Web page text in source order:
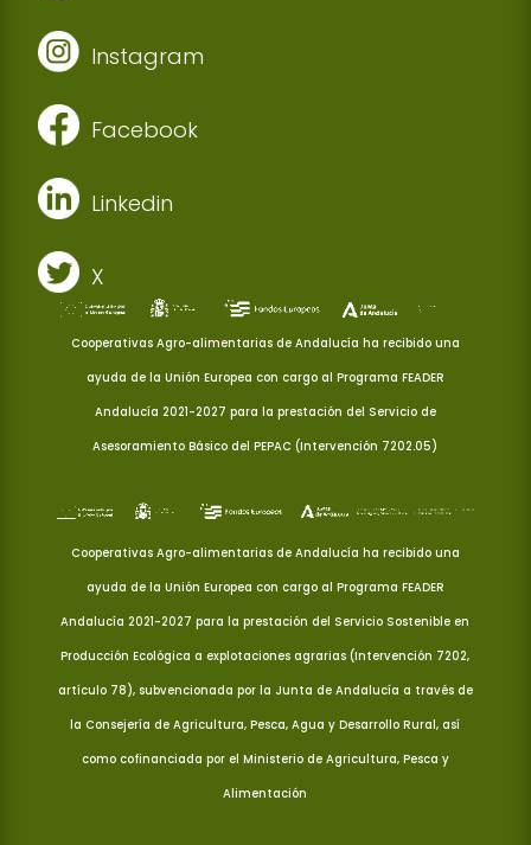
Instagram
Facebook
Linkedin
X
Cooperativas Agro-alimentarias de Andalucía ha recibido una
ayuda de la Unión Europea con cargo al Programa FEADER
Andalucía 2021-2027 para la prestación del Servicio de
Asesoramiento Básico del PEPAC (Intervención 7202.05)
Cooperativas Agro-alimentarias de Andalucía ha recibido una
ayuda de la Unión Europea con cargo al Programa FEADER
Andalucía 2021-2027 para la prestación del Servicio Sostenible en
Producción Ecológica a explotaciones agrarias (Intervención 7202,
artículo 78), subvencionada por la Junta de Andalucía a través de
la Consejería de Agricultura, Pesca, Agua y Desarrollo Rural, así
como cofinanciada por el Ministerio de Agricultura, Pesca y
Alimentación